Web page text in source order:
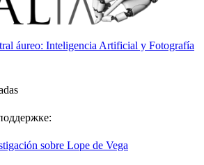
áureo: Inteligencia Artificial y Fotografía
sobre Lope de Vega